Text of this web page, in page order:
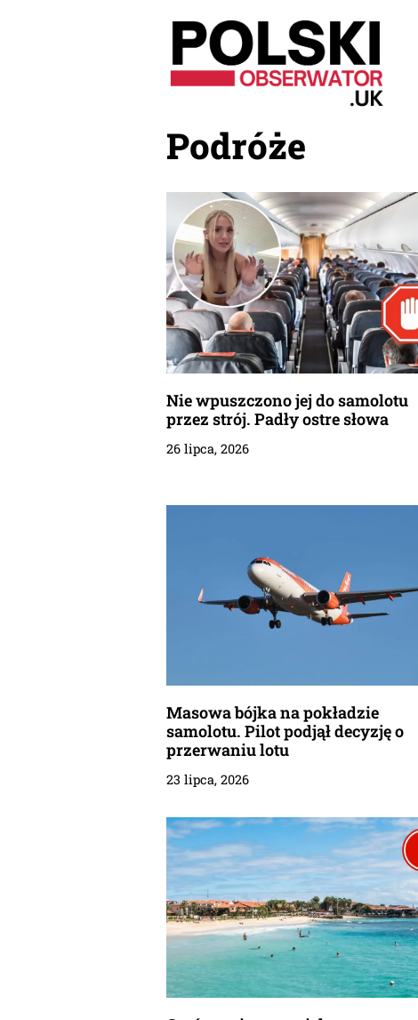
Przejdź
do
Podróże
Nie wpuszczono jej do samolotu
przez strój. Padły ostre słowa
26 lipca, 2026
Masowa bójka na pokładzie
samolotu. Pilot podjął decyzję o
przerwaniu lotu
23 lipca, 2026